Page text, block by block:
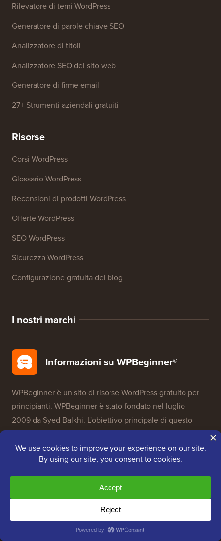
Rilevatore di temi WordPress
Generatore di parole chiave SEO
Analizzatore di titoli
Analizzatore SEO del sito web
Generatore di firme email
27+ Strumenti aziendali gratuiti
Risorse
Corsi WordPress
Glossario WordPress
Recensioni di prodotti WordPress
Offerte WordPress
SEO WordPress
Sicurezza WordPress
Configurazione gratuita del blog
I nostri marchi
Informazioni su WPBeginner®
WPBeginner è un sito di risorse WordPress gratuito per
principianti. WPBeginner è stato fondato nel luglio
2009 da Syed Balkhi. L'obiettivo principale di questo
sito è fornire tutorial di WordPress di alta qualità e altre
risorse di formazione per aiutare le persone a imparare
WordPress e migliorare i propri siti web.
Stiamo assumendo!